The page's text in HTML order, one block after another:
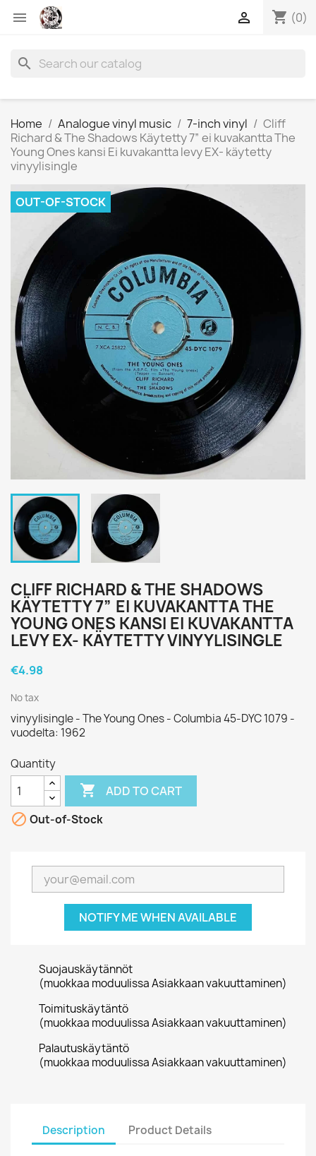
 shopping_cart (0)

search
Home Analogue vinyl music 7-inch vinyl
Cliff
Richard & The Shadows Käytetty 7” ei kuvakantta The
Young Ones kansi Ei kuvakantta levy EX- käytetty
vinyylisingle
OUT-OF-STOCK
CLIFF RICHARD & THE SHADOWS
KÄYTETTY 7” EI KUVAKANTTA THE
YOUNG ONES KANSI EI KUVAKANTTA
LEVY EX- KÄYTETTY VINYYLISINGLE
€4.98
No tax
vinyylisingle - The Young Ones - Columbia 45-DYC 1079 -
vuodelta: 1962
Quantity
 ADD TO CART
 Out-of-Stock
NOTIFY ME WHEN AVAILABLE
Suojauskäytännöt
(muokkaa moduulissa Asiakkaan vakuuttaminen)
Toimituskäytäntö
(muokkaa moduulissa Asiakkaan vakuuttaminen)
Palautuskäytäntö
(muokkaa moduulissa Asiakkaan vakuuttaminen)
Description Product Details